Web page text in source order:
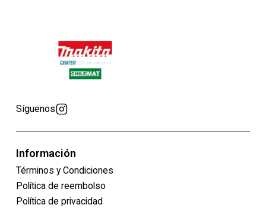
Síguenos
Información
Términos y Condiciones
Política de reembolso
Política de privacidad